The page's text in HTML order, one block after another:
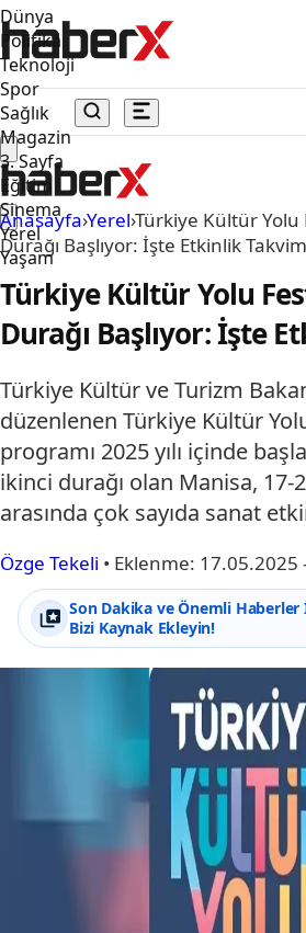
Dünya
Politika
Teknoloji
Spor
Sağlık
Magazin
3. Sayfa
Eğitim
Sinema
Yerel
Yaşam
Anasayfa›Yerel›Türkiye Kültür Yolu
Durağı Başlıyor: İşte Etkinlik
Türkiye Kültür Yolu
Durağı Başlıyor: İşte
Türkiye Kültür ve Turizm
düzenlenen Türkiye Kültür
programı 2025 yılı içinde
ikinci durağı olan Manisa, 17-
arasında çok sayıda sanat
Özge Tekeli • Eklenme: 17.05.2025
Son Dakika ve Önemli
Bizi Kaynak Ekleyin!